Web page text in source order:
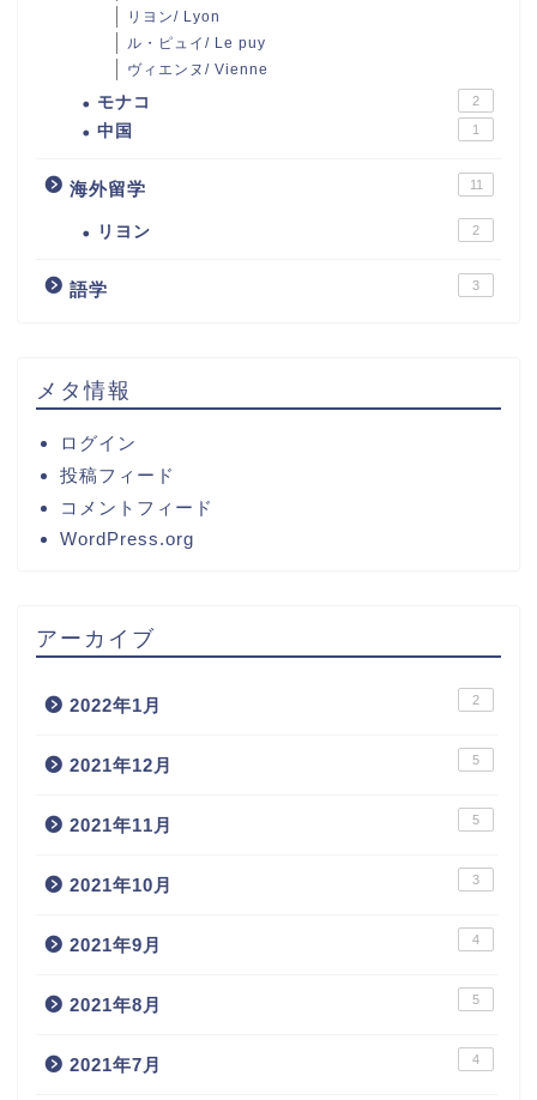
リヨン/ Lyon
ル・ピュイ/ Le puy
ヴィエンヌ/ Vienne
モナコ 2
中国 1
海外留学 11
リヨン 2
語学 3
メタ情報
ログイン
投稿フィード
コメントフィード
WordPress.org
アーカイブ
2022年1月 2
2021年12月 5
2021年11月 5
2021年10月 3
2021年9月 4
2021年8月 5
2021年7月 4